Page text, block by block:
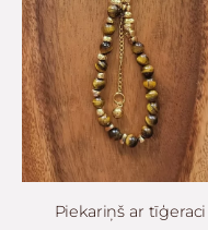
Piekariņš ar tīģeraci